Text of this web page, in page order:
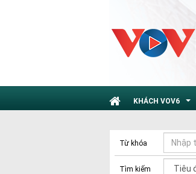
KHÁCH VOV6
Từ khóa
Tìm kiếm